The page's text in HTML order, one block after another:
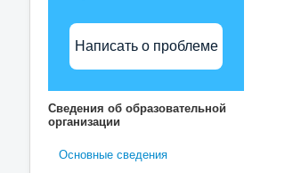
Написать о проблеме
Сведения об образовательной
организации
Основные сведения